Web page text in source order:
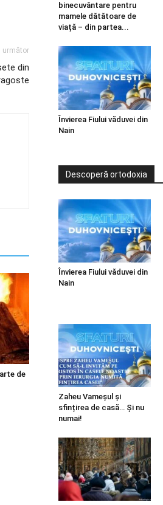
următor
din
de
binecuvântare pentru
mamele dătătoare de
viață – din partea...
Învierea Fiului văduvei din
Nain
Descoperă ortodoxia
Învierea Fiului văduvei din
Nain
Zaheu Vameșul și
sfințirea de casă… Și nu
numai!